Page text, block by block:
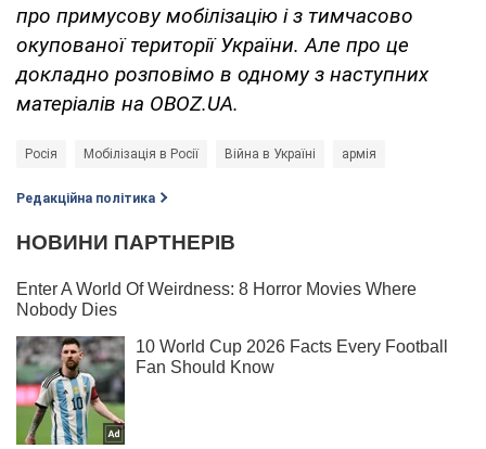
про примусову мобілізацію і з тимчасово
окупованої території України. Але про це
докладно розповімо в одному з наступних
матеріалів на OBOZ.UA.
Росія Мобілізація в Росії Війна в Україні армія
Редакційна політика